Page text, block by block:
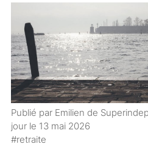
Publié par Emilien de
jour le 13 mai 2026
#retraite